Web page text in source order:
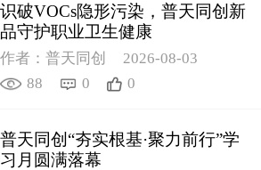
识破VOCs隐形污染，普天同创新
品守护职业卫生健康
作者：普天同创
2026-08-03
88
0 0
普天同创“夯实根基·聚力前行”学
习月圆满落幕